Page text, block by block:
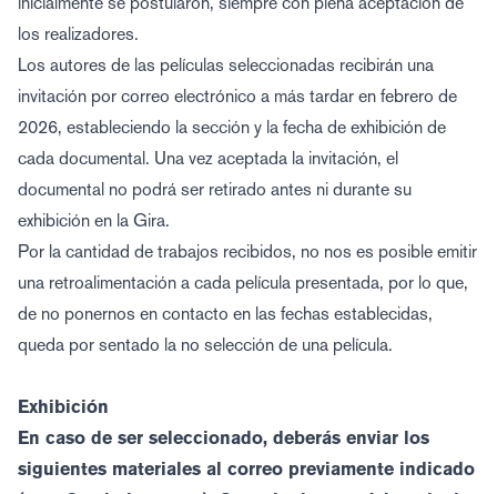
los realizadores.
Los autores de las películas seleccionadas recibirán una
invitación por correo electrónico a más tardar en febrero de
2026, estableciendo la sección y la fecha de exhibición de
cada documental. Una vez aceptada la invitación, el
documental no podrá ser retirado antes ni durante su
exhibición en la Gira.
Por la cantidad de trabajos recibidos, no nos es posible emitir
una retroalimentación a cada película presentada, por lo que,
de no ponernos en contacto en las fechas establecidas,
queda por sentado la no selección de una película.
Exhibición
En caso de ser seleccionado, deberás enviar los
siguientes materiales al correo previamente indicado